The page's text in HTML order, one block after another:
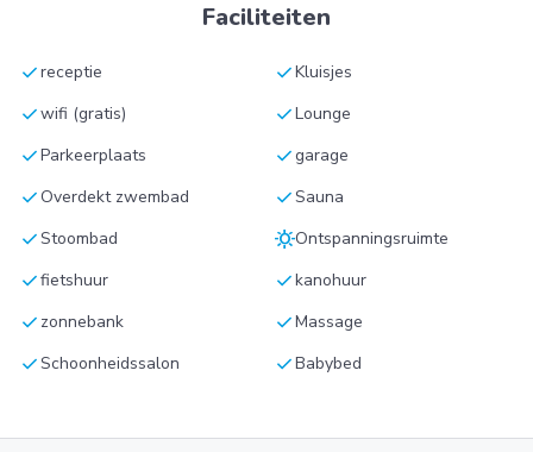
Faciliteiten
checkreceptie checkKluisjes
checkwifi (gratis) checkLounge
checkParkeerplaats checkgarage
check Overdekt zwembad checkSauna
checkStoombad sunnyOntspanningsruimte
checkfietshuur checkkanohuur
check zonnebank checkMassage
checkSchoonheidssalon checkBabybed